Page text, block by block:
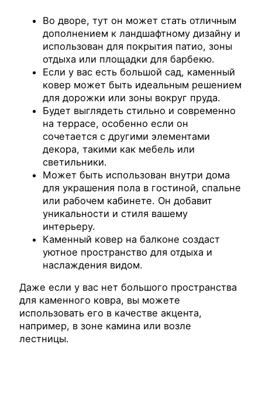
Во дворе, тут он может стать отличным
дополнением к ландшафтному дизайну и
использован для покрытия патио, зоны
отдыха или площадки для барбекю.
Если у вас есть большой сад, каменный
ковер может быть идеальным решением
для дорожки или зоны вокруг пруда.
Будет выглядеть стильно и современно
на террасе, особенно если он
сочетается с другими элементами
декора, такими как мебель или
светильники.
Может быть использован внутри дома
для украшения пола в гостиной, спальне
или рабочем кабинете. Он добавит
уникальности и стиля вашему
интерьеру.
Каменный ковер на балконе создаст
уютное пространство для отдыха и
наслаждения видом.
Даже если у вас нет большого пространства
для каменного ковра, вы можете
использовать его в качестве акцента,
например, в зоне камина или возле
лестницы.